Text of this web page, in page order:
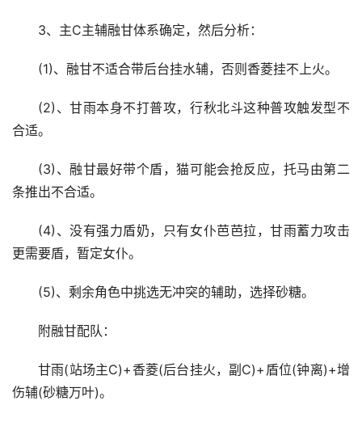
3、主C主辅融甘体系确定，然后分析：
(1)、融甘不适合带后台挂水辅，否则香菱挂不上火。
(2)、甘雨本身不打普攻，行秋北斗这种普攻触发型不
合适。
(3)、融甘最好带个盾，猫可能会抢反应，托马由第二
条推出不合适。
(4)、没有强力盾奶，只有女仆芭芭拉，甘雨蓄力攻击
更需要盾，暂定女仆。
(5)、剩余角色中挑选无冲突的辅助，选择砂糖。
附融甘配队：
甘雨(站场主C)+香菱(后台挂火，副C)+盾位(钟离)+增
伤辅(砂糖万叶)。